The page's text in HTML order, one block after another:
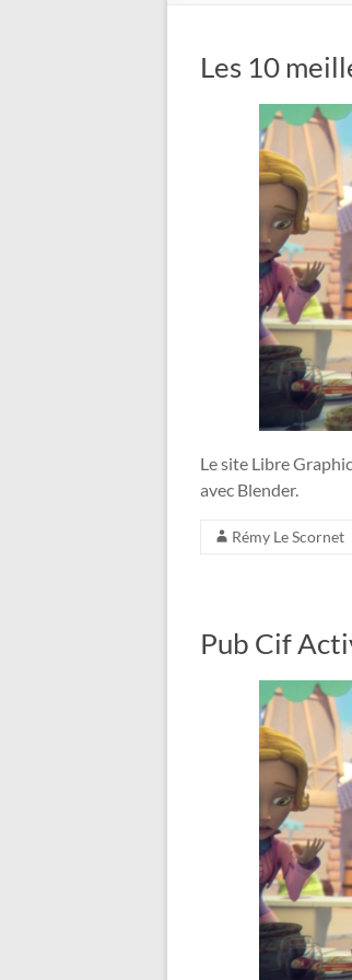
Les 10
Le site Libre
avec Blender.
Rémy Le Scornet
Pub Cif